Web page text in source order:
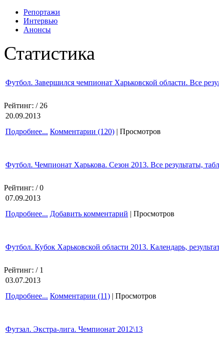
Репортажи
Интервью
Анонсы
Статистика
Футбол. Завершился чемпионат Харьковской области. Все
Рейтинг: / 26
20.09.2013
Подробнее... Комментарии (120) | Просмотров
Футбол. Чемпионат Харькова. Сезон 2013. Все результаты,
Рейтинг: / 0
07.09.2013
Подробнее... Добавить комментарий | Просмотров
Футбол. Кубок Харьковской области 2013. Календарь,
Рейтинг: / 1
03.07.2013
Подробнее... Комментарии (11) | Просмотров
Футзал. Экстра-лига. Чемпионат 2012\13